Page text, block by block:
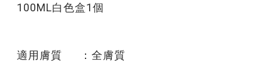
100ML白色盒1個
適用膚質 ：全膚質